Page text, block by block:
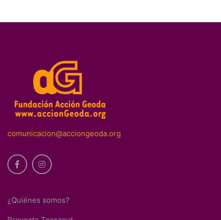
comunicacion@acciongeoda.org
¿Quiénes somos?